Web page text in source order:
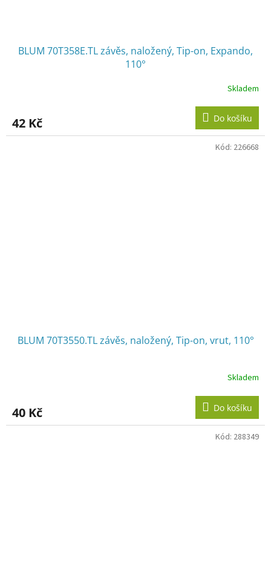
BLUM 70T358E.TL závěs, naložený, Tip-on, Expando,
110°
Skladem
42 Kč Do košíku
BLUM 70T3550.TL závěs, naložený, Tip-on, vrut, 110°
Skladem
40 Kč Do košíku
Kód: 226668
Kód: 288349